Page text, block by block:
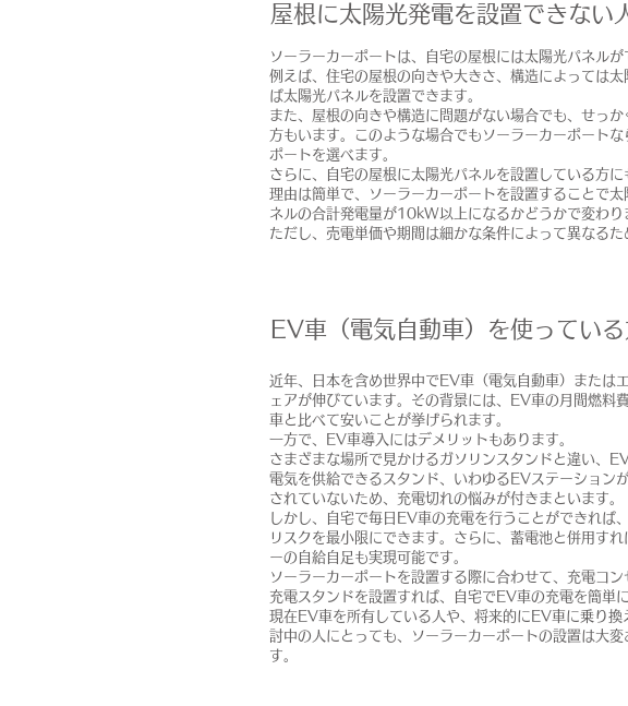
屋根に太陽光発電を設置できない
ソーラーカーポートは、自宅の屋根には太陽光パネル
例えば、住宅の屋根の向きや大きさ、構造によっては
ば太陽光パネルを設置できます。
また、屋根の向きや構造に問題がない場合でも、せっ
方もいます。このような場合でもソーラーカーポート
ポートを選べます。
さらに、自宅の屋根に太陽光パネルを設置している方
理由は簡単で、ソーラーカーポートを設置することで
ネルの合計発電量が10kW以上になるかどうかで変わり
ただし、売電単価や期間は細かな条件によって異なるた
EV車（電気自動車）を使っている
近年、日本を含め世界中でEV車（電気自動車）または
ェアが伸びています。その背景には、EV車の月間燃料
車と比べて安いことが挙げられます。
一方で、EV車導入にはデメリットもあります。
さまざまな場所で見かけるガソリンスタンドと違い、
電気を供給できるスタンド、いわゆるEVステーション
されていないため、充電切れの悩みが付きまといます。
しかし、自宅で毎日EV車の充電を行うことができれば
リスクを最小限にできます。さらに、蓄電池と併用すれ
ーの自給自足も実現可能です。
ソーラーカーポートを設置する際に合わせて、充電コン
充電スタンドを設置すれば、自宅でEV車の充電を簡単に
現在EV車を所有している人や、将来的にEV車に乗り換
討中の人にとっても、ソーラーカーポートの設置は大変
す。